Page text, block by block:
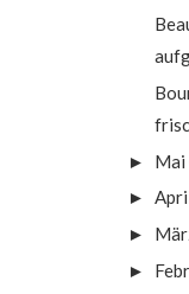
► Mai
►
►
►